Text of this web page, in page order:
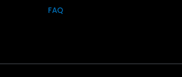
FAQ